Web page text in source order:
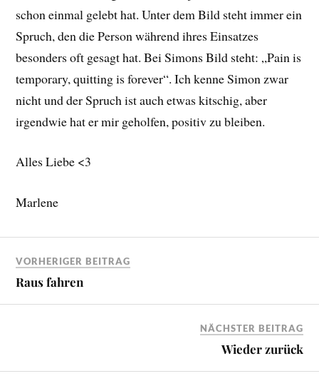
schon einmal gelebt hat. Unter dem Bild steht immer ein
Spruch, den die Person während ihres Einsatzes
besonders oft gesagt hat. Bei Simons Bild steht: „Pain is
temporary, quitting is forever“. Ich kenne Simon zwar
nicht und der Spruch ist auch etwas kitschig, aber
irgendwie hat er mir geholfen, positiv zu bleiben.
Alles Liebe <3
Marlene
VORHERIGER BEITRAG
Raus fahren
NÄCHSTER BEITRAG
Wieder zurück